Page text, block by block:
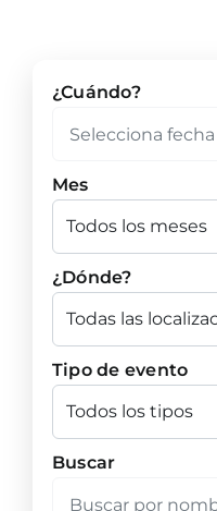
¿Cuándo?
Mes
¿Dónde?
Tipo de evento
Buscar